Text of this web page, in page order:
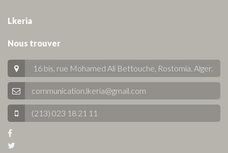
Lkeria
Nous trouver
16 bis, rue Mohamed Ali Bettouche, Rostomia. Alger.
communication.lkeria@gmail.com
(213) 023 18 21 11